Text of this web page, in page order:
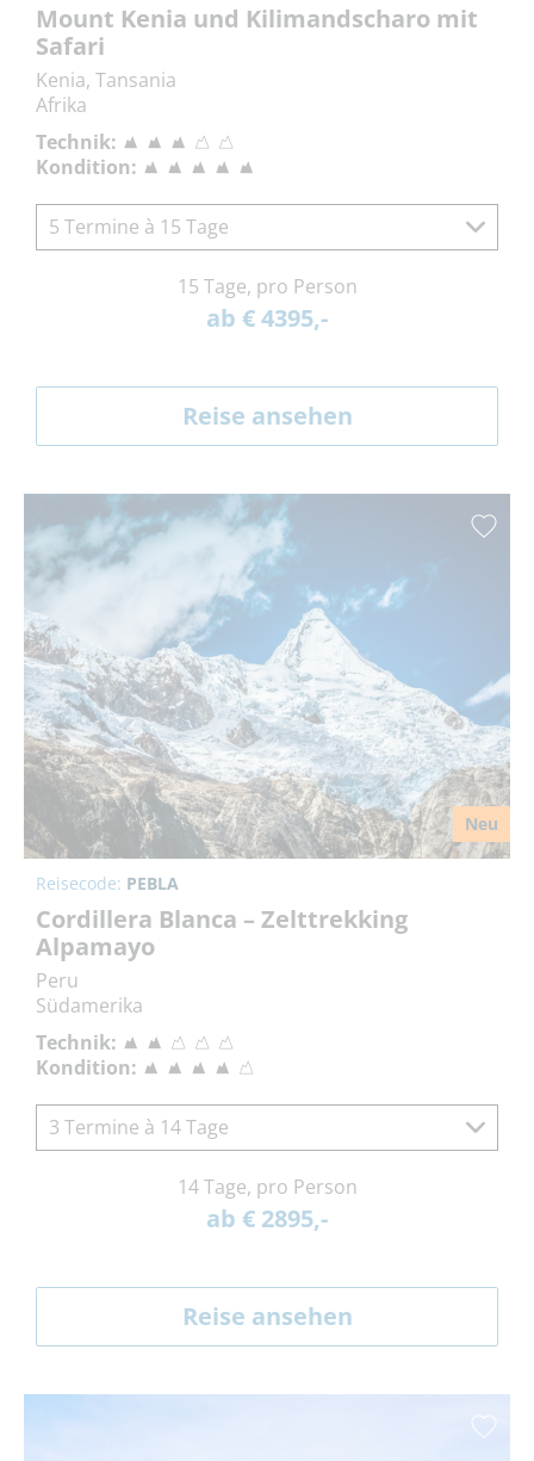
Mount Kenia und Kilimandscharo mit
Safari
Kenia, Tansania
Afrika
Technik:
Kondition:
5 Termine à 15 Tage
15 Tage, pro Person
ab € 4395,-
Reise ansehen
Neu
Reisecode: PEBLA
Cordillera Blanca – Zelttrekking
Alpamayo
Peru
Südamerika
Technik:
Kondition:
3 Termine à 14 Tage
14 Tage, pro Person
ab € 2895,-
Reise ansehen